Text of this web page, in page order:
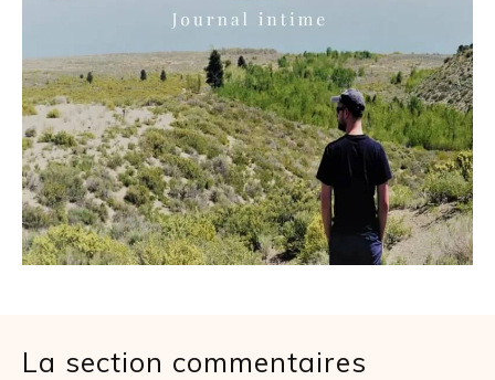
La section commentaires